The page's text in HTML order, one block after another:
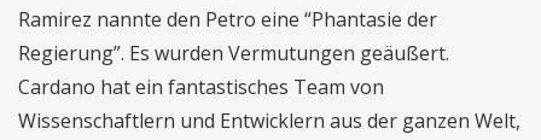
Ramirez nannte den Petro eine “Phantasie der
Regierung”. Es wurden Vermutungen geäußert.
Cardano hat ein fantastisches Team von
Wissenschaftlern und Entwicklern aus der ganzen Welt,